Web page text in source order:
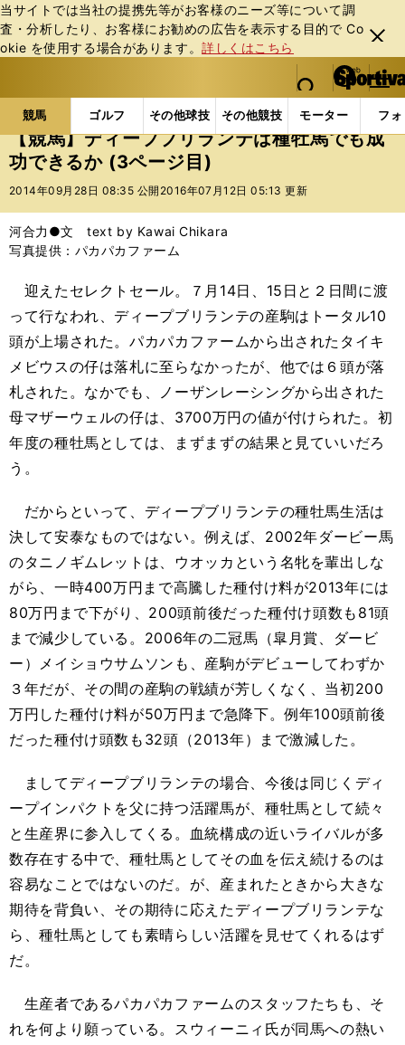
当サイトでは当社の提携先等がお客様のニーズ等について調
査・分析したり、お客様にお勧めの広告を表⽰する⽬的で Co
okie を使⽤する場合があります。詳しくはこちら
閉じ
る
web Sportiva (webスポルティーバ)
検索
マイペ
ー
ジ
メニュ
競馬 ゴルフ その他球技 その他競技 モーター フ
b
ス
ポ
ル
バ
競馬の記事一覧 競馬 【競馬】ディープブリランテ
【競馬】ディープブリランテは種牡馬でも成
功できるか (3ページ目)
2014年09月28日 08:35 公開 2016年07月12日 05:13 更新
河合力●文 text by Kawai Chikara
写真提供：パカパカファーム
迎えたセレクトセール。７月14日、15日と２日間に渡
って行なわれ、ディープブリランテの産駒はトータル10
頭が上場された。パカパカファームから出されたタイキ
メビウスの仔は落札に至らなかったが、他では６頭が落
札された。なかでも、ノーザンレーシングから出された
母マザーウェルの仔は、3700万円の値が付けられた。初
年度の種牡馬としては、まずまずの結果と見ていいだろ
う。
だからといって、ディープブリランテの種牡馬生活は
決して安泰なものではない。例えば、2002年ダービー馬
のタニノギムレットは、ウオッカという名牝を輩出しな
がら、一時400万円まで高騰した種付け料が2013年には
80万円まで下がり、200頭前後だった種付け頭数も81頭
まで減少している。2006年の二冠馬（皐月賞、ダービ
ー）メイショウサムソンも、産駒がデビューしてわずか
３年だが、その間の産駒の戦績が芳しくなく、当初200
万円した種付け料が50万円まで急降下。例年100頭前後
だった種付け頭数も32頭（2013年）まで激減した。
ましてディープブリランテの場合、今後は同じくディ
ープインパクトを父に持つ活躍馬が、種牡馬として続々
と生産界に参入してくる。血統構成の近いライバルが多
数存在する中で、種牡馬としてその血を伝え続けるのは
容易なことではないのだ。が、産まれたときから大きな
期待を背負い、その期待に応えたディープブリランテな
ら、種牡馬としても素晴らしい活躍を見せてくれるはず
だ。
生産者であるパカパカファームのスタッフたちも、そ
れを何より願っている。スウィーニィ氏が同馬への熱い